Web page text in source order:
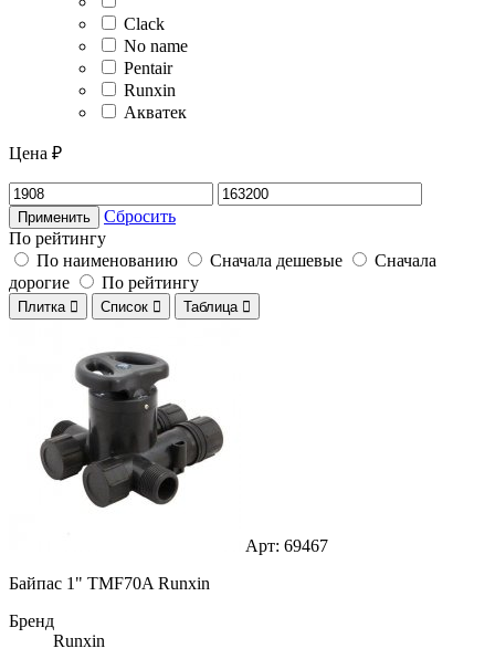
Clack
No name
Pentair
Runxin
Акватек
Цена ₽
Применить
Сбросить
По рейтингу
По наименованию
Сначала дешевые
Сначала
дорогие
По рейтингу
Плитка  Список  Таблица 
Арт: 69467
Байпас 1" TMF70A Runxin
Бренд
Runxin